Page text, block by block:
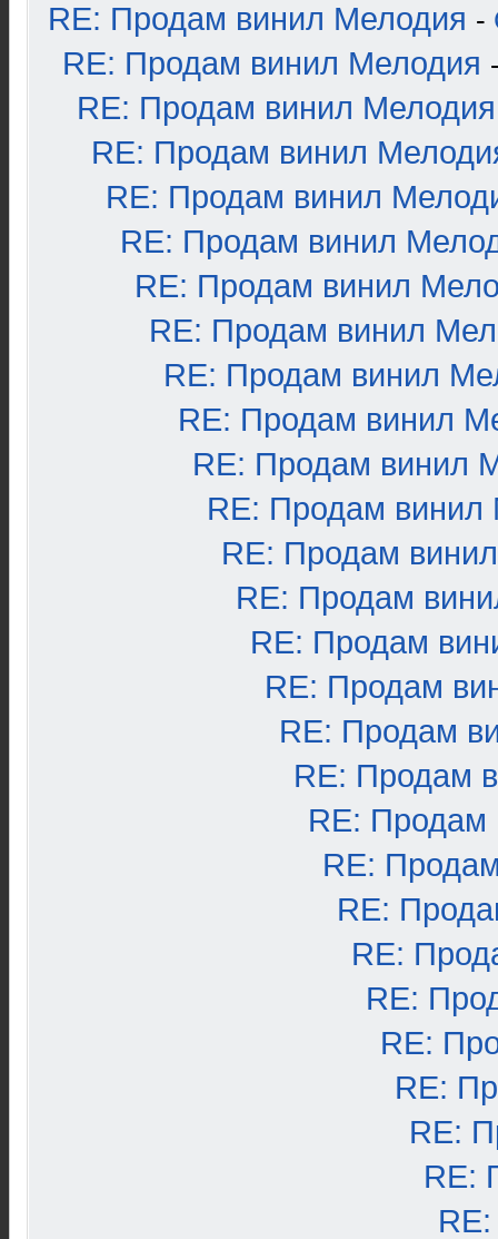
RE: Продам винил Мелодия -
RE: Продам винил Мелодия
RE: Продам винил Мелодия
RE: Продам винил
RE: Продам винил
RE: Продам винил
RE: Продам винил
RE: Продам винил
RE: Продам винил
RE: Продам винил
RE: Продам винил
RE: Продам винил
RE: Продам
RE: Продам
RE: Продам
RE: Продам
RE: Продам
RE: Продам
RE: Продам
RE:
RE:
RE:
RE:
RE:
RE:
RE:
RE: